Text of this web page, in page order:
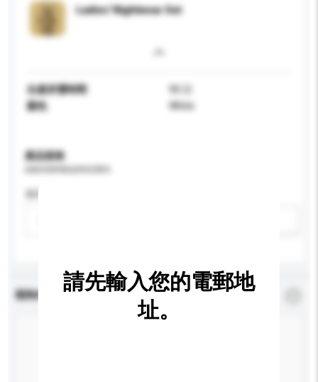
Ladies' Nightwear Set
生產所需時間
90 日
顏色
White
產品規格
查詢內容 * 必須填寫
請先輸入您的電郵地
址。